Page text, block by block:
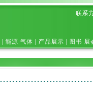
联系
能源 气体 产品展示 图书 展